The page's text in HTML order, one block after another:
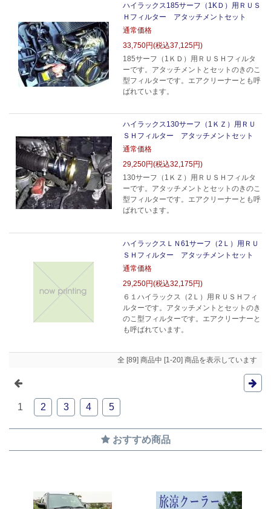
ハイラックス185サーフ（1KＤ）用ＲＵＳ
Ｈフィルター アタッチメントセット
通常価格
33,750円(税込37,125円)
185サーフ（1ＫＤ）用ＲＵＳＨフィルタ
ーです。アタッチメントとセットのきのこ
型フィルターです。エアクリーナーとも呼
ばれています。
ハイラックス130サーフ（1ＫＺ）用ＲＵ
ＳＨフィルター アタッチメントセット
通常価格
29,250円(税込32,175円)
130サーフ（1ＫＺ）用ＲＵＳＨフィルタ
ーです。アタッチメントとセットのきのこ
型フィルターです。エアクリーナーとも呼
ばれています。
ハイラックスＬＮ61サーフ（2Ｌ）用ＲＵ
ＳＨフィルター アタッチメントセット
通常価格
29,250円(税込32,175円)
６１ハイラックス（2Ｌ）用ＲＵＳＨフィ
ルターです。アタッチメントとセットのき
のこ型フィルターです。エアクリーナーと
も呼ばれています。
全 [89] 商品中 [1-20] 商品を表示しています
1 2 3 4 5
おすすめ商品